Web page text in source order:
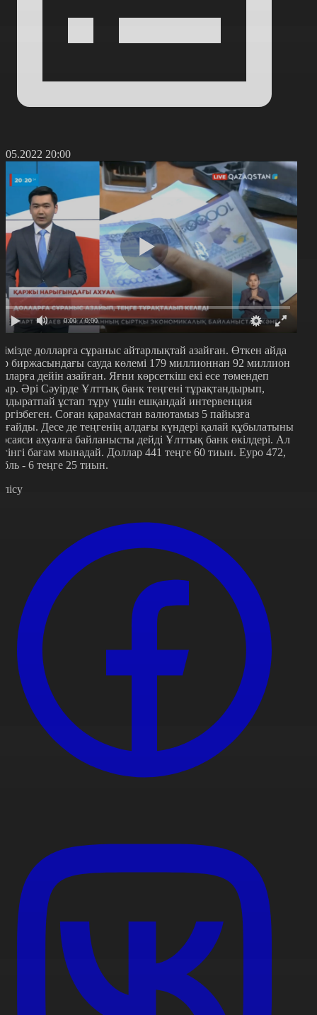
20:00
0:00 / 0:00
долларға сұраныс айтарлықтай азайған. Өткен айда
биржасындағы сауда көлемі 179 миллионнан 92 миллион
дейін азайған. Яғни көрсеткіш екі есе төмендеп
Әрі Сәуірде Ұлттық банк теңгені тұрақтандырып,
ұстап тұру үшін ешқандай интервенция
Соған қарамастан валютамыз 5 пайызға
Десе де теңгенің алдағы күндері қалай құбылатыны
ахуалға байланысты дейді Ұлттық банк өкілдері. Ал
бағам мынадай. Доллар 441 теңге 60 тиын. Еуро 472,
- 6 теңге 25 тиын.